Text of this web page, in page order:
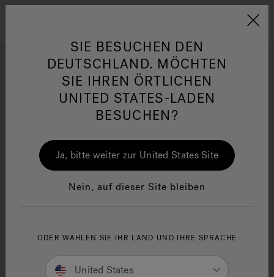
Jacuzzi&reg; EMEA
Design
SIE BESUCHEN DEN
DEUTSCHLAND. MÖCHTEN
SIE IHREN ÖRTLICHEN
UNITED STATES-LADEN
BESUCHEN?
Ja, bitte weiter zur United States Site
Nein, auf dieser Site bleiben
ODER WÄHLEN SIE IHR LAND UND IHRE SPRACHE
United States